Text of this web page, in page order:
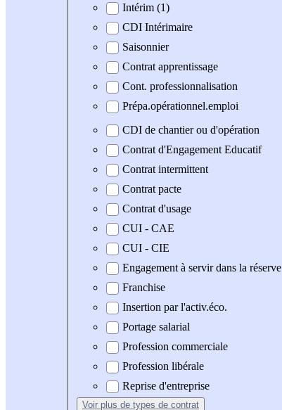
Intérim (1)
CDI Intérimaire
Saisonnier
Contrat apprentissage
Cont. professionnalisation
Prépa.opérationnel.emploi
CDI de chantier ou d'opération
Contrat d'Engagement Educatif
Contrat intermittent
Contrat pacte
Contrat d'usage
CUI - CAE
CUI - CIE
Engagement à servir dans la réserve
Franchise
Insertion par l'activ.éco.
Portage salarial
Profession commerciale
Profession libérale
Reprise d'entreprise
Voir plus de types de contrat